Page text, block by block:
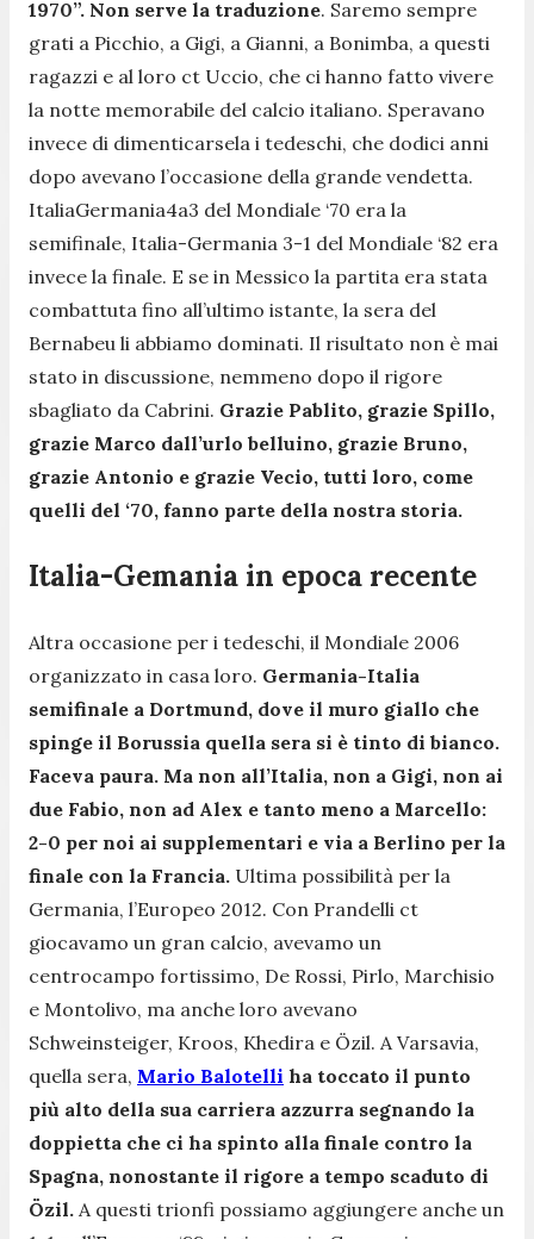
1970”. Non serve la traduzione. Saremo sempre
grati a Picchio, a Gigi, a Gianni, a Bonimba, a questi
ragazzi e al loro ct Uccio, che ci hanno fatto vivere
la notte memorabile del calcio italiano. Speravano
invece di dimenticarsela i tedeschi, che dodici anni
dopo avevano l’occasione della grande vendetta.
ItaliaGermania4a3 del Mondiale ‘70 era la
semifinale, Italia-Germania 3-1 del Mondiale ‘82 era
invece la finale. E se in Messico la partita era stata
combattuta fino all’ultimo istante, la sera del
Bernabeu li abbiamo dominati. Il risultato non è mai
stato in discussione, nemmeno dopo il rigore
sbagliato da Cabrini. Grazie Pablito, grazie Spillo,
grazie Marco dall’urlo belluino, grazie Bruno,
grazie Antonio e grazie Vecio, tutti loro, come
quelli del ‘70, fanno parte della nostra storia.
Italia-Gemania in epoca recente
Altra occasione per i tedeschi, il Mondiale 2006
organizzato in casa loro. Germania-Italia
semifinale a Dortmund, dove il muro giallo che
spinge il Borussia quella sera si è tinto di bianco.
Faceva paura. Ma non all’Italia, non a Gigi, non ai
due Fabio, non ad Alex e tanto meno a Marcello:
2-0 per noi ai supplementari e via a Berlino per la
finale con la Francia. Ultima possibilità per la
Germania, l’Europeo 2012. Con Prandelli ct
giocavamo un gran calcio, avevamo un
centrocampo fortissimo, De Rossi, Pirlo, Marchisio
e Montolivo, ma anche loro avevano
Schweinsteiger, Kroos, Khedira e Özil. A Varsavia,
quella sera, Mario Balotelli ha toccato il punto
più alto della sua carriera azzurra segnando la
doppietta che ci ha spinto alla finale contro la
Spagna, nonostante il rigore a tempo scaduto di
Özil. A questi trionfi possiamo aggiungere anche un